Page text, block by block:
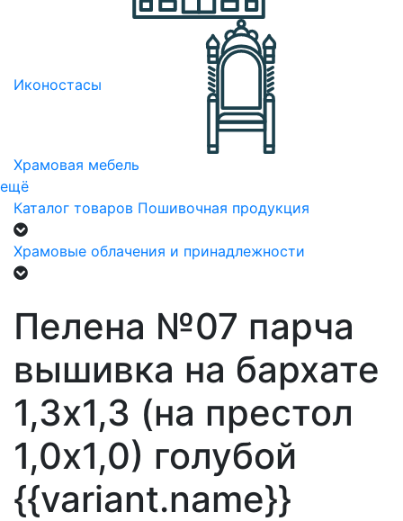
Иконостасы
Храмовая мебель
ещё
Каталог товаров Пошивочная продукция
Храмовые облачения и принадлежности
Пелена №07 парча
вышивка на бархате
1,3х1,3 (на престол
1,0х1,0) голубой
{{variant.name}}